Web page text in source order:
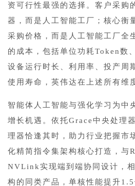
资可行性最强的选择。客户采购
器，而是人工智能工厂；核心衡
采购价格，而是人工智能工厂全
的成本，包括单位功耗Token数
设备运行时长、利用率、投产周
使用寿命，英伟达在上述所有维
智能体人工智能与强化学习为中
增长机遇。依托Grace中央处理
理器恰逢其时，助力行业把握市
化精简指令集架构核心打造，与
NVLink实现端到端协同设计，
构的同类产品，单核性能提升